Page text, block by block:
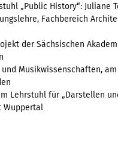
„Public History“: Juliane
Fachbereich
der Sächsischen
Musikwissenschaften,
Lehrstuhl für „Darstellen
Wuppertal